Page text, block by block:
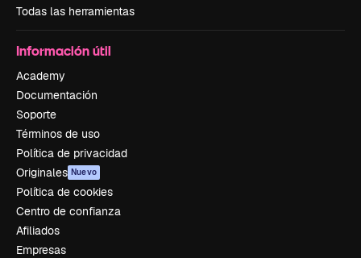
Todas las herramientas
Información útil
Academy
Documentación
Soporte
Términos de uso
Política de privacidad
Originales Nuevo
Política de cookies
Centro de confianza
Afiliados
Empresas